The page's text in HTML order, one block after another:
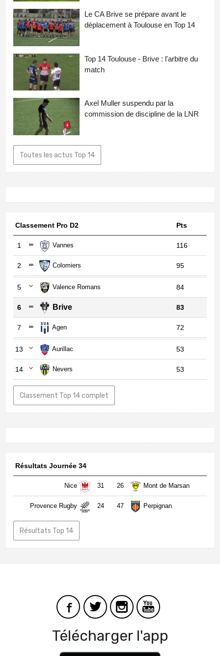
Le CA Brive se prépare avant le
déplacement à Toulouse en Top 14
Top 14 Toulouse - Brive : l'arbitre du
match
Axel Muller suspendu par la
commission de discipline de la LNR
Toutes les actus Top 14
Classement Pro D2 Pts
1 Vannes 116
2 Colomiers 95
5 Valence Romans 84
6 Brive 83
7 Agen 72
13 Aurillac 53
14 Nevers 53
Classement Top 14 complet
Résultats Journée 34
Nice 31 26 Mont de Marsan
Provence Rugby 24 47 Perpignan
Résultats Top 14
Télécharger l'app